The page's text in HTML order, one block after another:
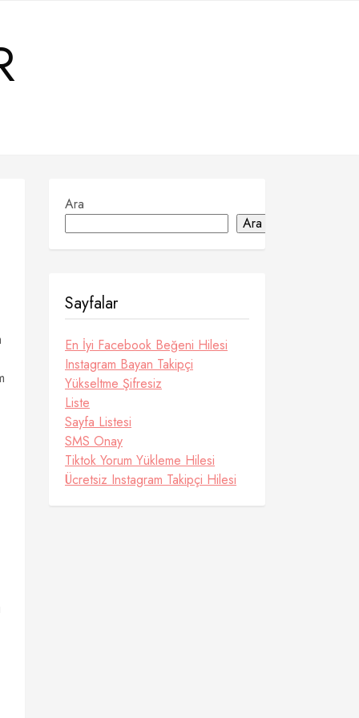
Ara
Ara
Sayfalar
En İyi Facebook Beğeni Hilesi
Instagram Bayan Takipçi
Yükseltme Şifresiz
Liste
Sayfa Listesi
SMS Onay
Tiktok Yorum Yükleme Hilesi
Ücretsiz Instagram Takipçi Hilesi